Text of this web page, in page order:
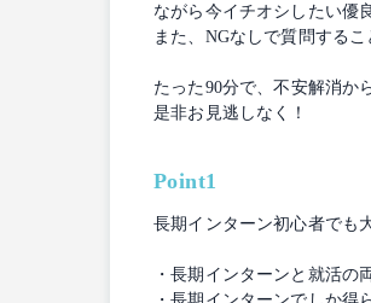
ながら今イチオシしたい優
また、NGなしで質問する
たった90分で、不安解消か
是非お見逃しなく！
Point1
長期インターン初心者でも
・長期インターンと就活の
・長期インターンでしか得